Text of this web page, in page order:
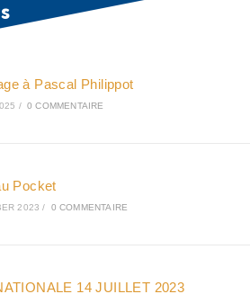
à Pascal Philippot
/ 0 COMMENTAIRE
Pocket
2023 / 0 COMMENTAIRE
14 JUILLET 2023